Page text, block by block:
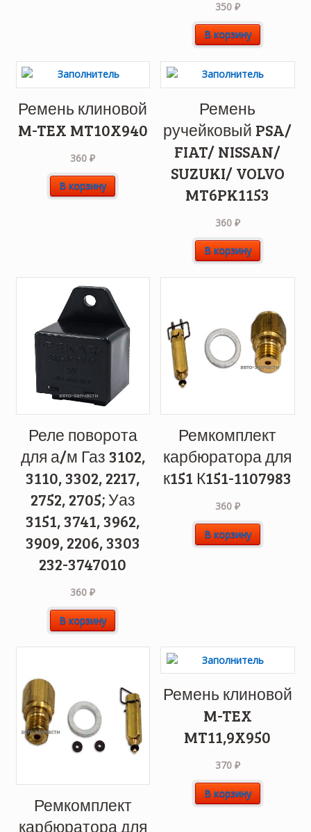
350 ₽
В корзину
Ремень клиновой
M-TEX MT10X940
360₽
В корзину
Ремень
ручейковый PSA/
FIAT/ NISSAN/
SUZUKI/ VOLVO
MT6PK1153
360 ₽
В корзину
Реле поворота
для а/м Газ 3102,
3110, 3302, 2217,
2752, 2705; Уаз
3151, 3741, 3962,
3909, 2206, 3303
232-3747010
360₽
В корзину
Ремкомплект
карбюратора для
к151 К151-1107983
360 ₽
В корзину
Ремкомплект
карбюратора для
Ремень клиновой
M-TEX
MT11,9X950
370 ₽
В корзину